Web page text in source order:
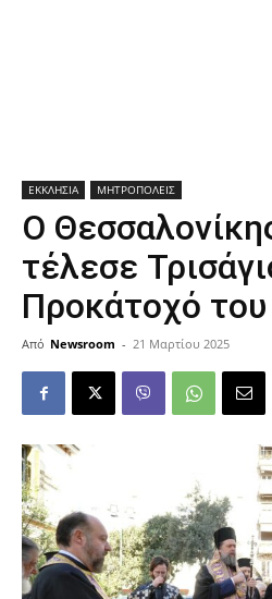
ΕΚΚΛΗΣΙΑ ΜΗΤΡΟΠΟΛΕΙΣ
Ο
τέλεσε
Προκάτοχό του
Από Newsroom - 21 Μαρτίου 2025